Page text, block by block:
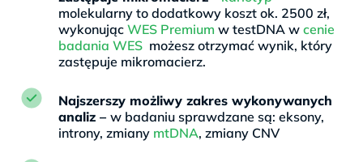
molekularny to dodatkowy koszt ok. 2500 zł,
wykonując WES Premium w testDNA w cenie
badania WES możesz otrzymać wynik, który
zastępuje mikromacierz.
Najszerszy możliwy zakres wykonywanych
analiz – w badaniu sprawdzane są: eksony,
introny, zmiany mtDNA, zmiany CNV